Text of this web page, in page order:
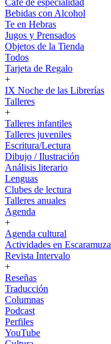
Café de especialidad
Bebidas con Alcohol
Te en Hebras
Jugos y Prensados
Objetos de la Tienda
Todos
Tarjeta de Regalo
+
IX Noche de las Librerías
Talleres
+
Talleres infantiles
Talleres juveniles
Escritura/Lectura
Dibujo / Ilustración
Análisis literario
Lenguas
Clubes de lectura
Talleres anuales
Agenda
+
Agenda cultural
Actividades en Escaramuza
Revista Intervalo
+
Reseñas
Traducción
Columnas
Podcast
Perfiles
YouTube